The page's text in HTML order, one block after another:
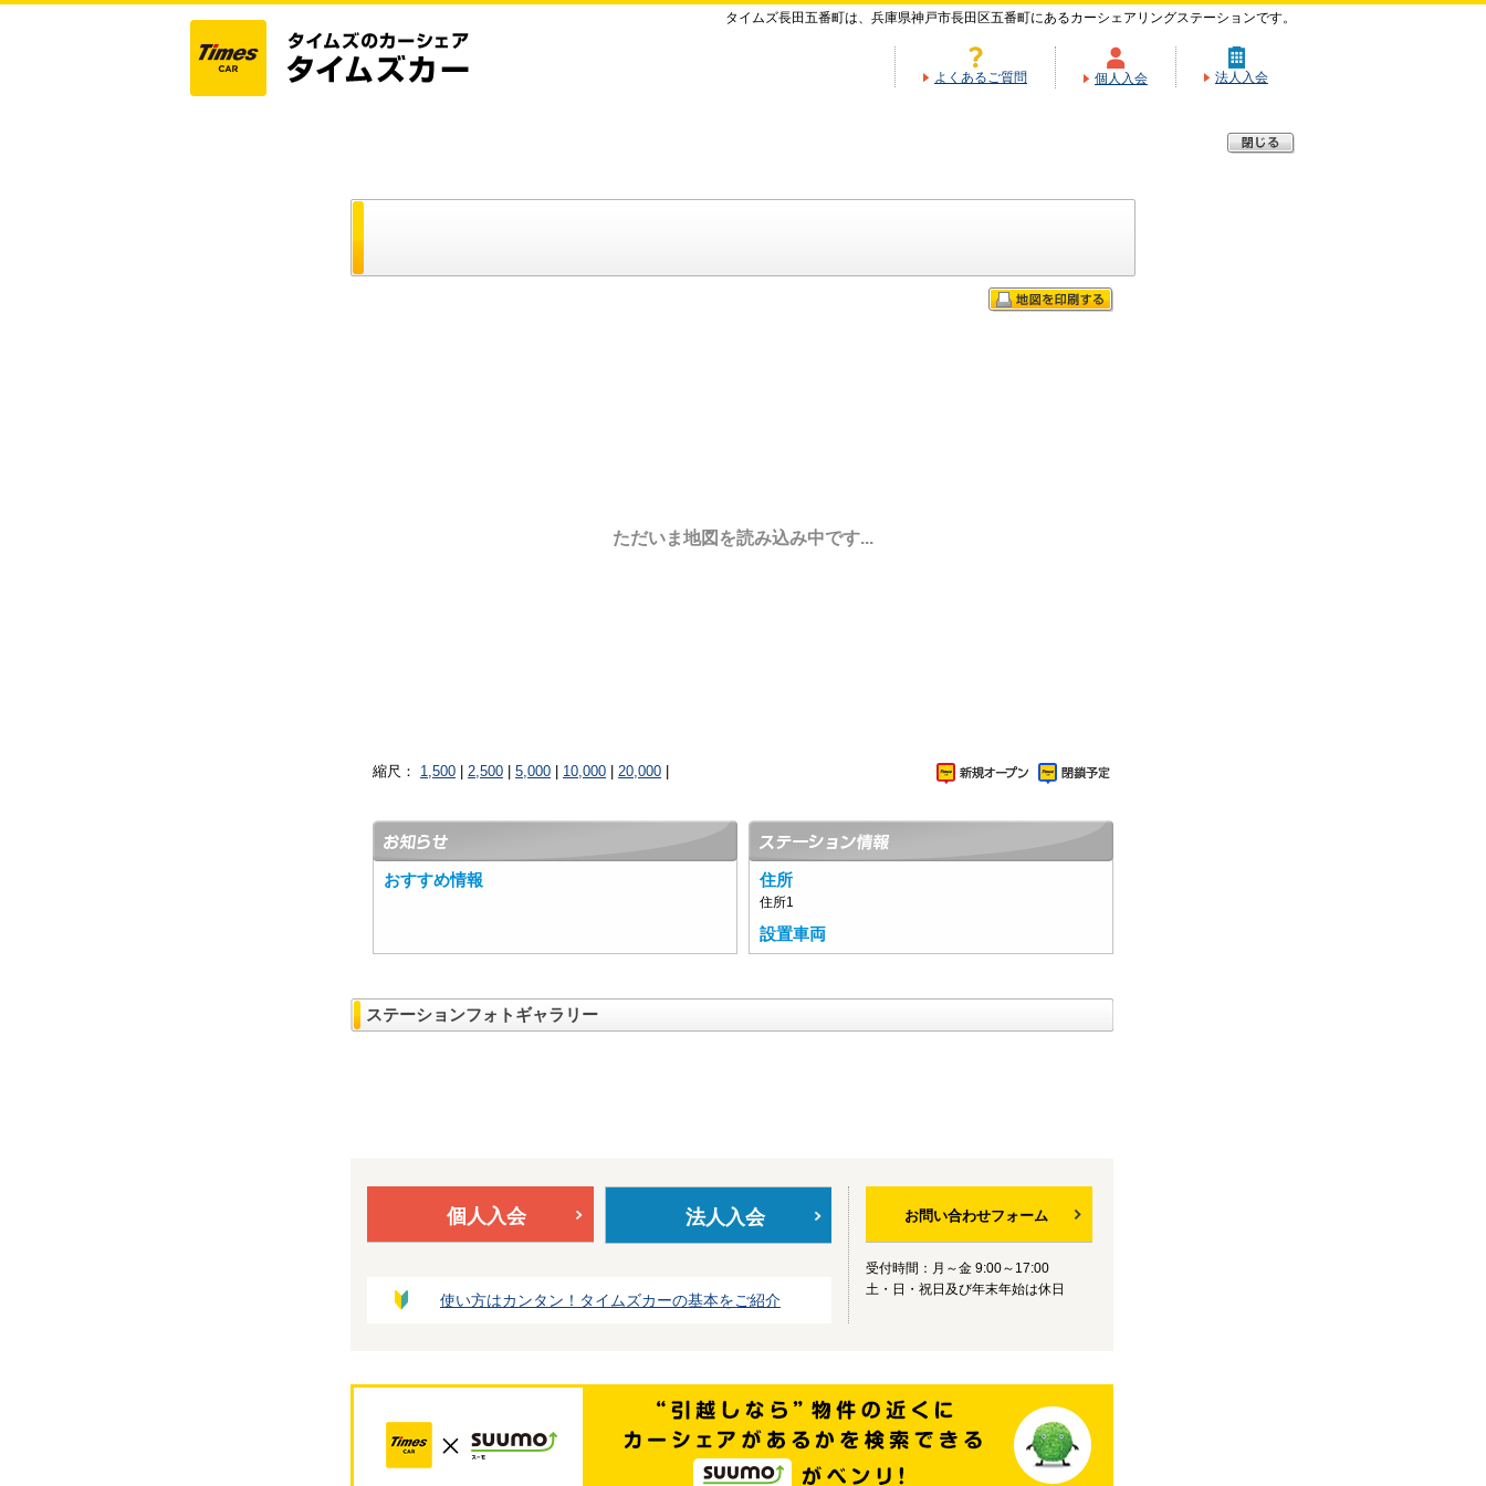
タイムズ長田五番町は、兵庫県神戸市長田区五番町にあるカーシェアリングステーションです。
よくあるご質問 個人入会 法人入会
ただいま地図を読み込み中です...
縮尺： 1,500 2,500 5,000 10,000 20,000
おすすめ情報 住所
住所1
設置車両
ステーションフォトギャラリー
個人入会 法人入会
使い方はカンタン！タイムズカーの基本をご紹介
お問い合わせフォーム
受付時間：月～金 9:00～17:00
土・日・祝日及び年末年始は休日